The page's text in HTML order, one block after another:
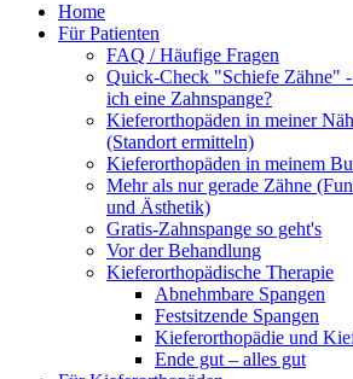
Home
Für Patienten
FAQ / Häufige Fragen
Quick-Check "Schiefe Zähne"
ich eine Zahnspange?
Kieferorthopäden in meiner
(Standort ermitteln)
Kieferorthopäden in meinem
Mehr als nur gerade Zähne
und Ästhetik)
Gratis-Zahnspange so geht's
Vor der Behandlung
Kieferorthopädische Therapie
Abnehmbare Spangen
Festsitzende Spangen
Kieferorthopädie und
Ende gut – alles gut